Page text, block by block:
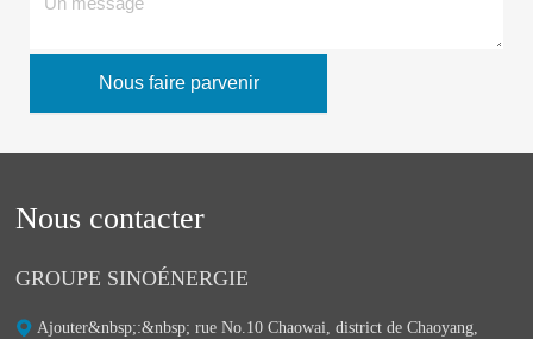
Nous faire parvenir
Nous contacter
GROUPE SINOÉNERGIE
Ajouter&nbsp;:&nbsp;ㅤ rue No.10 Chaowai, district de Chaoyang,